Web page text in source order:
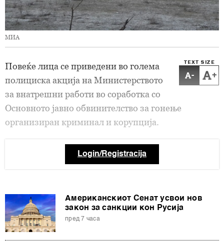
МИА
TEXT SIZE
- +
Повеќе лица се приведени во голема
полициска акција на Министерството
за внатрешни работи во соработка со
Основното јавно обвинителство за гонење
организиран криминал и корупција.
Login/Registracija
Американскиот Сенат усвои нов
закон за санкции кон Русија
пред 7 часа